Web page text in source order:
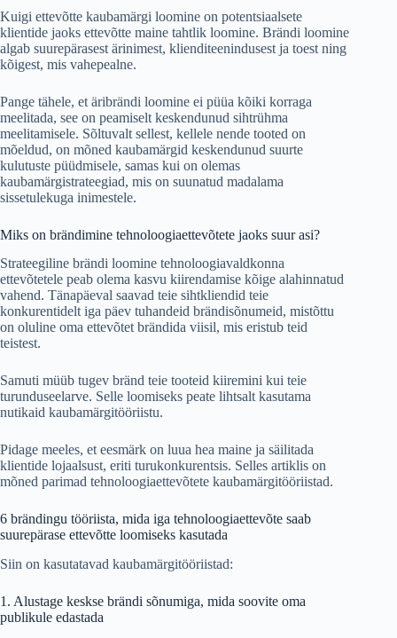
Kuigi ettevõtte kaubamärgi loomine on potentsiaalsete
klientide jaoks ettevõtte maine tahtlik loomine. Brändi loomine
algab suurepärasest ärinimest, klienditeenindusest ja toest ning
kõigest, mis vahepealne.
Pange tähele, et äribrändi loomine ei püüa kõiki korraga
meelitada, see on peamiselt keskendunud sihtrühma
meelitamisele. Sõltuvalt sellest, kellele nende tooted on
mõeldud, on mõned kaubamärgid keskendunud suurte
kulutuste püüdmisele, samas kui on olemas
kaubamärgistrateegiad, mis on suunatud madalama
sissetulekuga inimestele.
Miks on brändimine tehnoloogiaettevõtete jaoks suur asi?
Strateegiline brändi loomine tehnoloogiavaldkonna
ettevõtetele peab olema kasvu kiirendamise kõige alahinnatud
vahend. Tänapäeval saavad teie sihtkliendid teie
konkurentidelt iga päev tuhandeid brändisõnumeid, mistõttu
on oluline oma ettevõtet brändida viisil, mis eristub teid
teistest.
Samuti müüb tugev bränd teie tooteid kiiremini kui teie
turunduseelarve. Selle loomiseks peate lihtsalt kasutama
nutikaid kaubamärgitööriistu.
Pidage meeles, et eesmärk on luua hea maine ja säilitada
klientide lojaalsust, eriti turukonkurentsis. Selles artiklis on
mõned parimad tehnoloogiaettevõtete kaubamärgitööriistad.
6 brändingu tööriista, mida iga tehnoloogiaettevõte saab
suurepärase ettevõtte loomiseks kasutada
Siin on kasutatavad kaubamärgitööriistad:
1. Alustage keskse brändi sõnumiga, mida soovite oma
publikule edastada